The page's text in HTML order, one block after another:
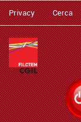
Privacy Cerca